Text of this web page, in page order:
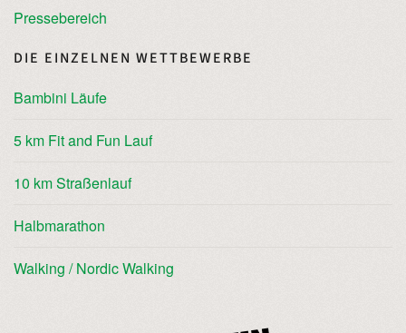
Pressebereich
DIE EINZELNEN WETTBEWERBE
Bambini Läufe
5 km Fit and Fun Lauf
10 km Straßenlauf
Halbmarathon
Walking / Nordic Walking